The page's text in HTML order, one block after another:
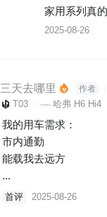
家用系列真
2025-08-26
三天去哪里 作者
T03 哈弗 H6 Hi4
我的用车需求：
市内通勤
能载我去远方
...
首评 2025-08-26